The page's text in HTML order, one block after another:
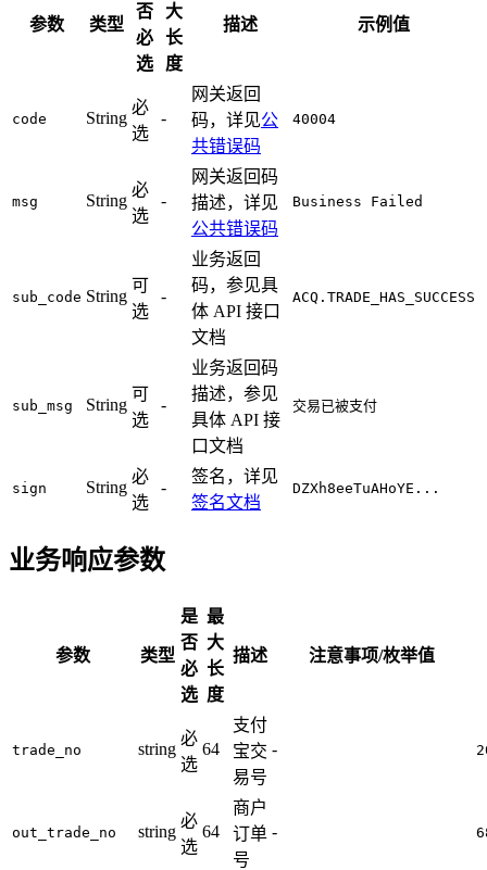
参数 类型
否
必
选
大
长
度
描述 示例值
code String
必
选
-
网关返回
码，详见公
共错误码
40004
msg String
必
选
-
网关返回码
描述，详见
公共错误码
Business Failed
sub_code String
可
选
-
业务返回
码，参见具
体 API 接口
文档
ACQ.TRADE_HAS_SUCCESS
sub_msg String
可
选
-
业务返回码
描述，参见
具体 API 接
口文档
交易已被支付
sign String
必
选
-
签名，详见
签名文档
DZXh8eeTuAHoYE...
业务响应参数
参数 类型
是
否
必
选
最
大
长
度
描述 注意事项/枚举值
trade_no string
必
选
64
支付
宝交
易号
-
out_trade_no string
必
选
64
商户
订单
号
-